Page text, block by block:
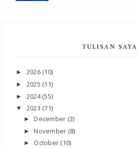
TULISAN SAYA
► 2026 (10)
► 2025 (11)
► 2024(55)
▼ 2023 (71)
►December (3)
►November (8)
► October (10)